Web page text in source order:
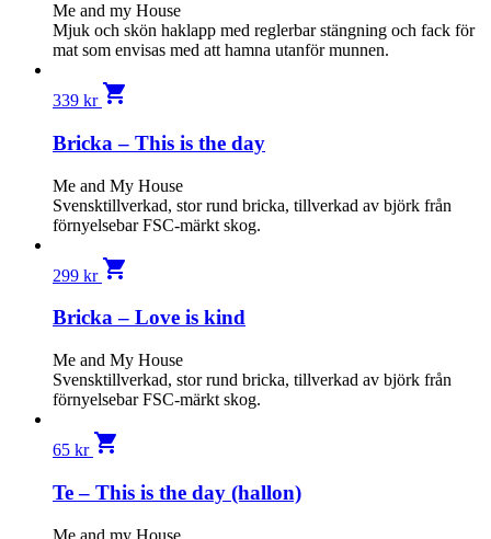
Me and my House
Mjuk och skön haklapp med reglerbar stängning och fack för
mat som envisas med att hamna utanför munnen.
339 kr shopping_cart
Bricka – This is the day
Me and My House
Svensktillverkad, stor rund bricka, tillverkad av björk från
förnyelsebar FSC-märkt skog.
299 kr shopping_cart
Bricka – Love is kind
Me and My House
Svensktillverkad, stor rund bricka, tillverkad av björk från
förnyelsebar FSC-märkt skog.
65 kr shopping_cart
Te – This is the day (hallon)
Me and my House